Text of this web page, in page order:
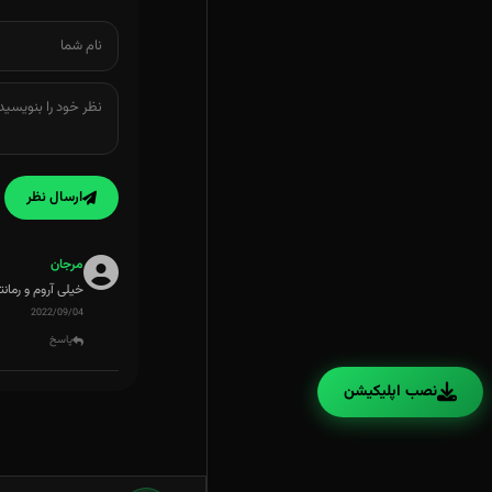
ارسال نظر
مرجان
خیلی آروم و
2022/09/04
پاسخ
نصب اپلیکیشن